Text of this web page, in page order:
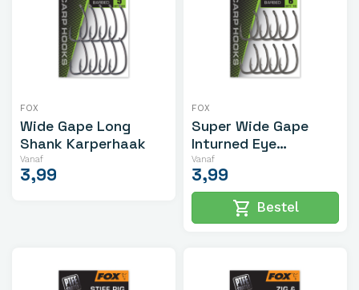
FOX
Wide Gape Long
Shank Karperhaak
Vanaf
3,99
FOX
Super Wide Gape
Inturned Eye
Karperhaak
Vanaf
3,99
shopping_cart Bestel